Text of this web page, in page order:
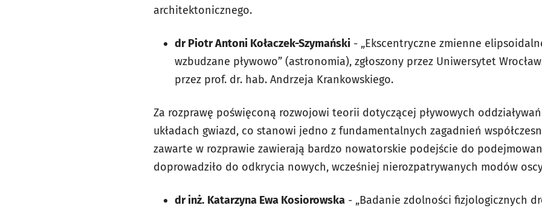
architektonicznego.
dr Piotr Antoni Kołaczek-Szymański - „Ekscentryczne zmienne
wzbudzane pływowo” (astronomia), zgłoszony przez Uniwersytet
przez prof. dr. hab. Andrzeja Krankowskiego.
Za rozprawę poświęconą rozwojowi teorii dotyczącej pływowych
układach gwiazd, co stanowi jedno z fundamentalnych zagadnień
zawarte w rozprawie zawierają bardzo nowatorskie podejście do
doprowadziło do odkrycia nowych, wcześniej nierozpatrywanych modów
dr inż. Katarzyna Ewa Kosiorowska - „Badanie zdolności fizjologicznych